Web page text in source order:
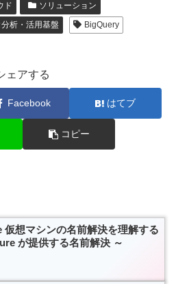
ド
ソリューション
析・活用基盤
BigQuery
ェアする
Facebook はてブ
コピー
仮想マシンの名前解決を理解する
が提供する名前解決 ～